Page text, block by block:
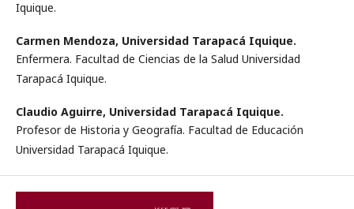
Iquique.
Carmen Mendoza, Universidad Tarapacá Iquique.
Enfermera. Facultad de Ciencias de la Salud Universidad
Tarapacá Iquique.
Claudio Aguirre, Universidad Tarapacá Iquique.
Profesor de Historia y Geografía. Facultad de Educación
Universidad Tarapacá Iquique.